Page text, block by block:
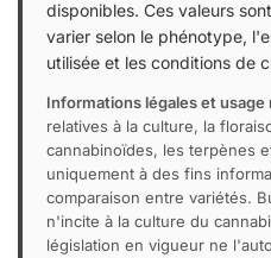
disponibles. Ces valeurs
varier selon le phénotype,
utilisée et les conditions de
Informations légales et usage
relatives à la culture, la
cannabinoïdes, les terpènes
uniquement à des fins
comparaison entre variétés.
n'incite à la culture du
législation en vigueur ne